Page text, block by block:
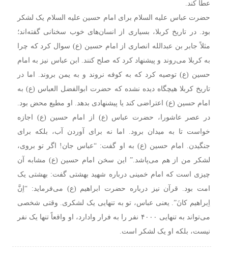
عطا کند.
حضرت عباس علیه السلام برای امام حسین علیه السلام یک لشکر
بود. در تاریخ کربلا، بسیاری از انسان‌های خوب سخنانی گفته‌اند؛
مثلاً جابر بن عبدالله انصاری از امام حسین (ع) سوال کرد که چرا
به کربلا می‌روند و پیشنهاد کرد که صلح کنند. ابن عباس نیز به امام
حسین (ع) توصیه کرد که به کوفه نروند و به یمن بروند. اما در
تاریخ کربلا هیچگاه دیده نشده که حضرت ابوالفضل العباس (ع) به
امام حسین (ع) اعتراضی کند یا پیشنهادی بدهد. او مطیع محض بود.
در عصر عاشورا، حضرت عباس (ع) از امام حسین (ع) اجازه
خواست تا به میدان برود. اما نه برای آوردن آب، بلکه برای
جنگیدن. امام حسین (ع) به او گفت: “عباس جان! اگر تو بروی،
لشکر من از هم می‌پاشد.” این سخن امام حسین (ع) مشابه آن
چیزی است که امام خمینی درباره شهید بهشتی گفت: بهشتی یک
امت بود. قرآن نیز درباره حضرت ابراهیم (ع) می‌فرماید: “اِنَّ
اِبراهیم کانَ”. یعنی عباس، تو به تنهایی یک لشکری. وقتی شخصی
می‌تواند به تنهایی
نفر را به فرار وادارد، او واقعاً تنها یک نفر
نیست، بلکه او یک لشکر است.